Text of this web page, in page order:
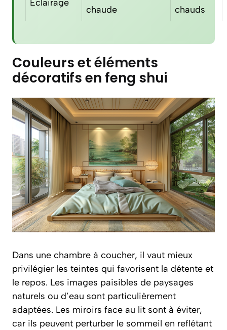
Éclairage
chaude
chauds
Couleurs et éléments
décoratifs en feng shui
Dans une chambre à coucher, il vaut mieux
privilégier les teintes qui favorisent la détente et
le repos. Les images paisibles de paysages
naturels ou d’eau sont particulièrement
adaptées. Les miroirs face au lit sont à éviter,
car ils peuvent perturber le sommeil en reflétant